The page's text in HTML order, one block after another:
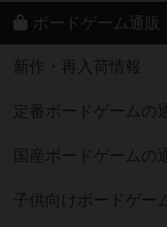
ボードゲーム通販
新作・再入荷情報
定番ボードゲームの
国産ボードゲームの
子供向けボードゲー